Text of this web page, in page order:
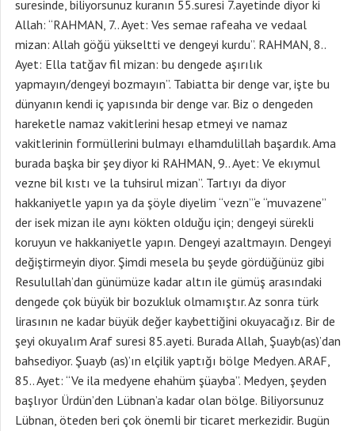
suresinde, biliyorsunuz kuranın 55.suresi 7.ayetinde diyor ki
Allah: “RAHMAN, 7.. Ayet: Ves semae rafeaha ve vedaal
mizan: Allah göğü yükseltti ve dengeyi kurdu”. RAHMAN, 8..
Ayet: Ella tatğav fil mizan: bu dengede aşırılık
yapmayın/dengeyi bozmayın”. Tabiatta bir denge var, işte bu
dünyanın kendi iç yapısında bir denge var. Biz o dengeden
hareketle namaz vakitlerini hesap etmeyi ve namaz
vakitlerinin formüllerini bulmayı elhamdulillah başardık. Ama
burada başka bir şey diyor ki RAHMAN, 9.. Ayet: Ve ekıymul
vezne bil kıstı ve la tuhsirul mizan”. Tartıyı da diyor
hakkaniyetle yapın ya da şöyle diyelim “vezn”‘e “muvazene”
der isek mizan ile aynı kökten olduğu için; dengeyi sürekli
koruyun ve hakkaniyetle yapın. Dengeyi azaltmayın. Dengeyi
değiştirmeyin diyor. Şimdi mesela bu şeyde gördüğünüz gibi
Resulullah’dan günümüze kadar altın ile gümüş arasındaki
dengede çok büyük bir bozukluk olmamıştır. Az sonra türk
lirasının ne kadar büyük değer kaybettiğini okuyacağız. Bir de
şeyi okuyalım Araf suresi 85.ayeti. Burada Allah, Şuayb(as)’dan
bahsediyor. Şuayb (as)’ın elçilik yaptığı bölge Medyen. ARAF,
85.. Ayet: “Ve ila medyene ehahüm şüayba”. Medyen, şeyden
başlıyor Ürdün’den Lübnan’a kadar olan bölge. Biliyorsunuz
Lübnan, öteden beri çok önemli bir ticaret merkezidir. Bugün